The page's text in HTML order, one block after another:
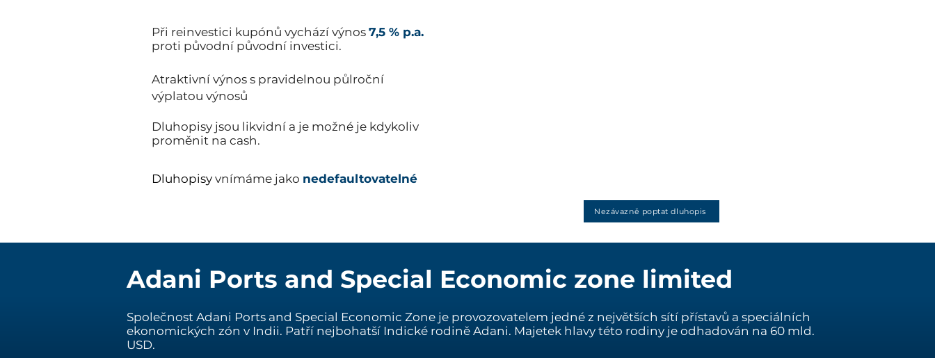
Při reinvestici kupónů vychází výnos 7,5 % p.a.
proti původní původní investici.
Atraktivní výnos s pravidelnou půlroční
výplatou výnosů
Dluhopisy jsou likvidní a je možné je kdykoliv
proměnit na cash.
Dluhopisy vnímáme jako nedefaultovatelné
Nezávazně poptat dluhopis
Adani Ports and Special Economic zone limited
Společnost Adani Ports and Special Economic Zone je provozovatelem jedné z největších sítí přístavů a speciálních
ekonomických zón v Indii. Patří nejbohatší Indické rodině Adani. Majetek hlavy této rodiny je odhadován na 60 mld.
USD.